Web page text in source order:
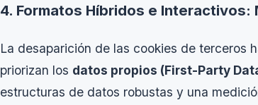
4. Formatos Híbridos e Interactivos:
La desaparición de las cookies de terceros
priorizan los datos propios (First-Party
estructuras de datos robustas y una